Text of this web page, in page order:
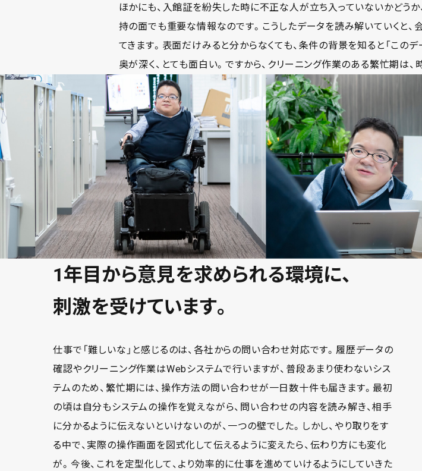
ほかにも、入館証を紛失した時に不正な人が立ち入っていないかどう
持の面でも重要な情報なのです。こうしたデータを読み解いていくと
てきます。表面だけみると分からなくても、条件の背景を知ると「この
奥が深く、とても面白い。ですから、クリーニング作業のある繁忙期は
1年目から意見を求められる環境に、
刺激を受けています。
仕事で「難しいな」と感じるのは、各社からの問い合わせ対応です。履歴データの
確認やクリーニング作業はWebシステムで行いますが、普段あまり使わないシス
テムのため、繁忙期には、操作方法の問い合わせが一日数十件も届きます。最初
の頃は自分もシステムの操作を覚えながら、問い合わせの内容を読み解き、相手
に分かるように伝えないといけないのが、一つの壁でした。しかし、やり取りをす
る中で、実際の操作画面を図式化して伝えるように変えたら、伝わり方にも変化
が。今後、これを定型化して、より効率的に仕事を進めていけるようにしていきた